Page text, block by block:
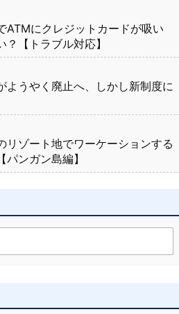
ATMにクレジットカードが吸い
【トラブル対応】
ようやく廃止へ、しかし新制度に
リゾート地でワーケーションする
ンガン島編】